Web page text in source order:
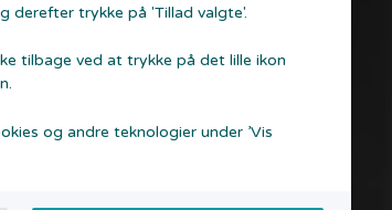
derefter trykke på 'Tillad valgte'.
tilbage ved at trykke på det lille ikon
og andre teknologier under ’Vis